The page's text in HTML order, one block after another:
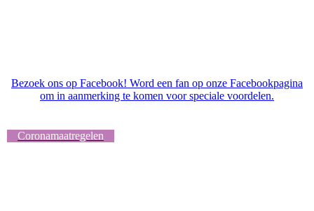
Bezoek ons op Facebook! Word een fan op onze Facebookpagina
om in aanmerking te komen voor speciale voordelen.
Coronamaatregelen